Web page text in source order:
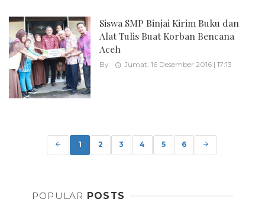
Siswa SMP Binjai Kirim Buku dan
Alat Tulis Buat Korban Bencana
Aceh
By Jumat, 16 Desember 2016 | 17:13
navigation
1 2 3 4 5 6
POPULAR POSTS